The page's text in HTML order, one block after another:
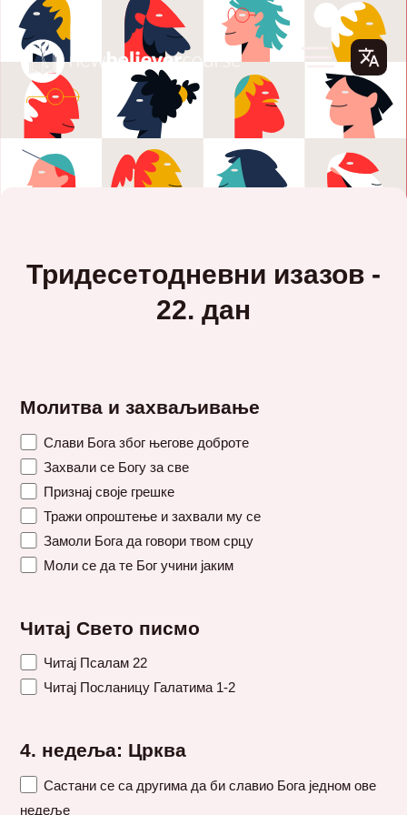
Тридесетодневни изазов -
22. дан
Молитва и захваљивање
Слави Бога због његове доброте
Захвали се Богу за све
Признај своје грешке
Тражи опроштење и захвали му се
Замоли Бога да говори твом срцу
Моли се да те Бог учини јаким
Читај Свето писмо
Читај Псалам 22
Читај Посланицу Галатима 1-2
4. недеља: Црква
Састани се са другима да би славио Бога једном ове
недеље